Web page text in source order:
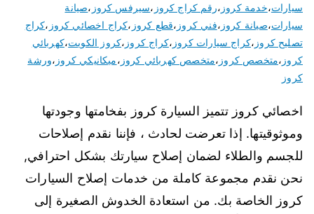
سيارات،خدمة كروز ،رقم كراج كروز ،سيرفس كروز ،صيانة
سيارات،صيانة كروز ،فني كروز ،قطع كروز ،كراج اخصائي كروز ،كراج
تصليح كروز ،كراج سيارات كروز ،كراج كروز ،كروز الكويت،كهربائي
كروز ،متخصص كروز ،متخصص كهربائي كروز ،ميكانيكي كروز ،ورشة
كروز
اخصائي كروز تتميز السيارة كروز بفخامتها وجودتها
وموثوقيتها. إذا تعرضت لحادث ، فإننا نقدم إصلاحات
للجسم والطلاء لضمان إصلاح سيارتك بشكل احترافي,
نحن نقدم مجموعة كاملة من خدمات إصلاح السيارات
كروز الخاصة بك. من استعادة الخدوش الصغيرة إلى